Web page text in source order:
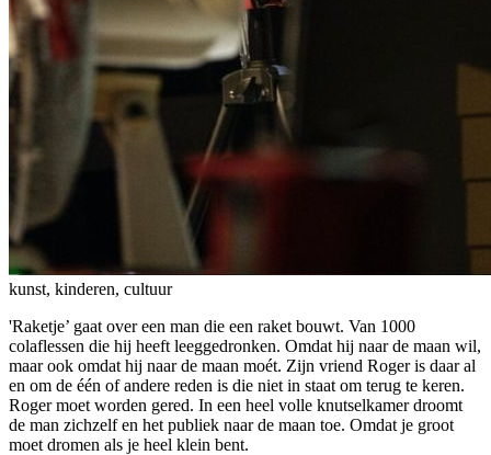
kunst, kinderen, cultuur
'Raketje’ gaat over een man die een raket bouwt. Van 1000
colaflessen die hij heeft leeggedronken. Omdat hij naar de maan wil,
maar ook omdat hij naar de maan moét. Zijn vriend Roger is daar al
en om de één of andere reden is die niet in staat om terug te keren.
Roger moet worden gered. In een heel volle knutselkamer droomt
de man zichzelf en het publiek naar de maan toe. Omdat je groot
moet dromen als je heel klein bent.